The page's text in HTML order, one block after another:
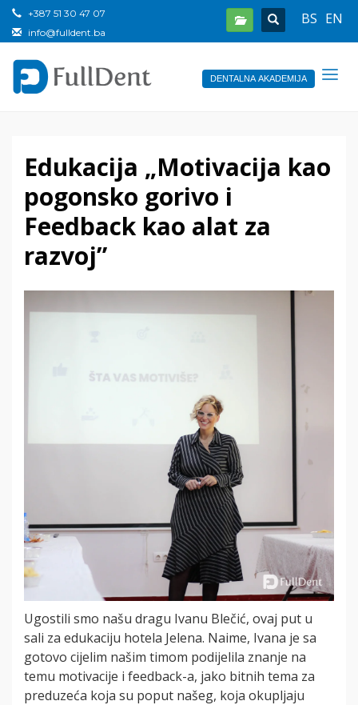
BS EN
+387 51 30 47 07
info@fulldent.ba
DENTALNA AKADEMIJA
Edukacija „Motivacija kao
pogonsko gorivo i
Feedback kao alat za
razvoj”
Ugostili smo našu dragu Ivanu Blečić, ovaj put u
sali za edukaciju hotela Jelena. Naime, Ivana je sa
gotovo cijelim našim timom podijelila znanje na
temu motivacije i feedback-a, jako bitnih tema za
preduzeća koja su poput našeg, koja okupljaju